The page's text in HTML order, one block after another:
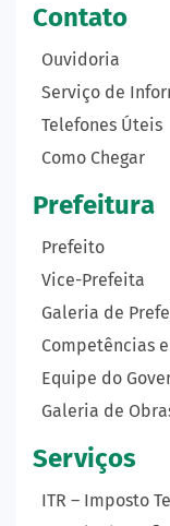
Contato
Ouvidoria
Serviço de
Telefones Úteis
Como Chegar
Prefeitura
Prefeito
Vice-Prefeita
Galeria de
Competências
Equipe do
Galeria de
Serviços
ITR – Imposto